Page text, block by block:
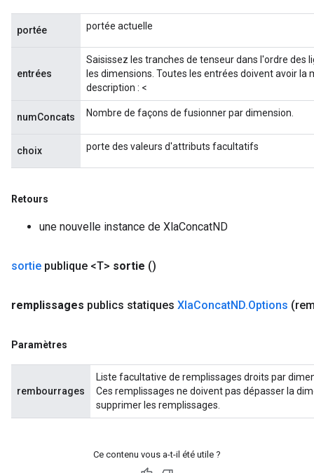
portée portée actuelle
entrées
Saisissez les tranches de tenseur dans l'ordre des
les dimensions. Toutes les entrées doivent avoir
description : <
numConcats Nombre de façons de fusionner par dimension.
choix porte des valeurs d'attributs facultatifs
Retours
une nouvelle instance de XlaConcatND
sortie publique <T> sortie ()
remplissages publics statiques XlaConcatND.Options
Paramètres
rembourrages
Liste facultative de remplissages droits par
Ces remplissages ne doivent pas dépasser la
supprimer les remplissages.
Ce contenu vous a-t-il été utile ?